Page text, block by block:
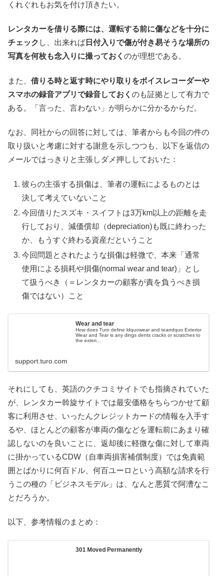
くれぐれもお気を付け頂きたい。
レンタカーを借りる際には、運転する前に傷などを十分に
チェック し、出来れば 日付入りで傷が付き易そうな場所の
写真を何枚も念入りに撮っておく のが理想である。
また、 借りる時と返す時にやり取りをボイスレコーダーや
スマホの録音アプリで録音しておく のも証拠として有力で
ある。「言った、言わない」が明らかに分かるからだ。
なお、同社からの回答に対しては、筆者からも今回の件の
取り扱いと考慮に対する謝意を示しつつも、以下を返信の
メールではっきりと主張しダメ押ししておいた：
彼らの主張する損傷は、筆者の運転によるものとは
決して考えていないこと
今回借りたスズキ・スイフトは3万km以上の距離を走
行しており、減価償却（depreciation)も既に終わった
か、もうすぐ終わる資産だということ
今回問題とされたような損傷は軽微で、本来「通常
使用による損耗や損傷(normal wear and tear)」とし
て扱うべき（＝レンタカーの顧客が責を負うべき損
傷ではない）こと
Wear and tear
How does Turo define ldquowear and tearrdquo Exterior
Wear and Tear is any dings dents cracks or scratches to
the exteri...
support.turo.com
それにしても、英語のクチコミサイトでも指摘されていた
が、レンタカー斡旋サイトでは最安価格をちらつかせて顧
客に利用させ、いったんクレジットカードの情報を入手す
るや、ほとんどの顧客が車両の傷などを運転前にあまり確
認しないのを良いことに、返却後に軽微な傷に対して車両
に掛かっているCDW（自車両損害補償制度）では免責範
囲とばかりに何百ドル、何百ユーロという高額な請求を行
うこの種の「ビジネスモデル」は、なんと悪質で阿漕なこ
とだろうか。
以下、参考情報のまとめ：
301 Moved Permanently